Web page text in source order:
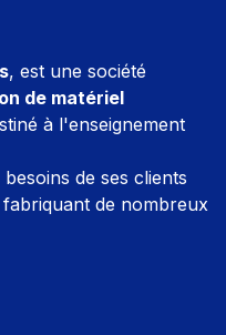
, est une société
de matériel
à l'enseignement
de ses clients
de nombreux